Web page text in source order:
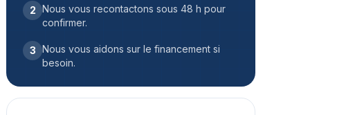
2 Nous vous recontactons sous 48 h pour
confirmer.
3 Nous vous aidons sur le financement si
besoin.